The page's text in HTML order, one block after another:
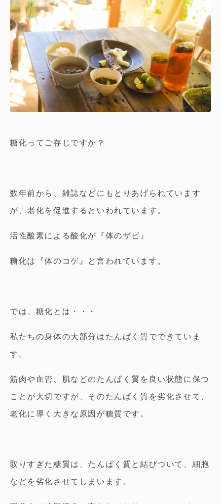
糖化ってご存じですか？
数年前から、雑誌などにもとりあげられています
が、老化を促進するといわれています。
活性酸素による酸化が『体のザビ』
糖化は『体のコゲ』と言われています。
では、糖化とは・・・
私たちの身体の大部分はたんぱく質でできていま
す。
筋肉や血管、肌などのたんぱく質を良い状態に保つ
ことが大切ですが、そのたんぱく質を劣化させて、
老化に導く大きな原因が糖質です。
取りすぎた糖質は、たんぱく質と結びついて、細胞
などを劣化させてしまいます。